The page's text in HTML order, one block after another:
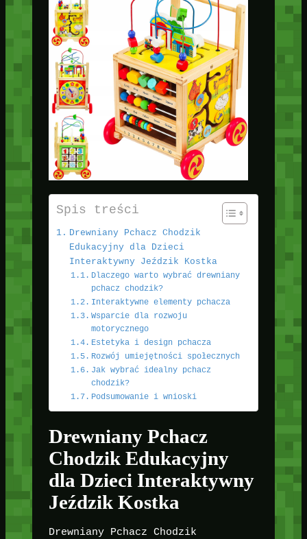
Spis treści
Drewniany Pchacz Chodzik
Edukacyjny dla Dzieci
Interaktywny Jeździk Kostka
Dlaczego warto wybrać drewniany
pchacz chodzik?
Interaktywne elementy pchacza
Wsparcie dla rozwoju
motorycznego
Estetyka i design pchacza
Rozwój umiejętności społecznych
Jak wybrać idealny pchacz
chodzik?
Podsumowanie i wnioski
Drewniany Pchacz
Chodzik Edukacyjny
dla Dzieci Interaktywny
Jeździk Kostka
Drewniany Pchacz Chodzik